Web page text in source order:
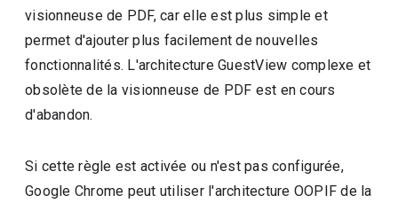
visionneuse de PDF, car elle est plus simple et
permet d'ajouter plus facilement de nouvelles
fonctionnalités. L'architecture GuestView complexe et
obsolète de la visionneuse de PDF est en cours
d'abandon.
Si cette règle est activée ou n'est pas configurée,
Google Chrome peut utiliser l'architecture OOPIF de la